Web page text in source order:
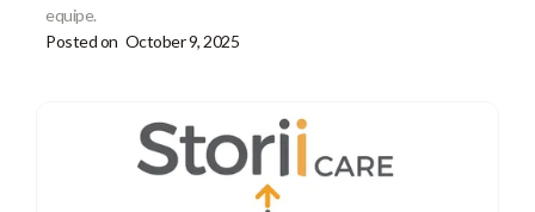
equipe.
Posted on October 9, 2025